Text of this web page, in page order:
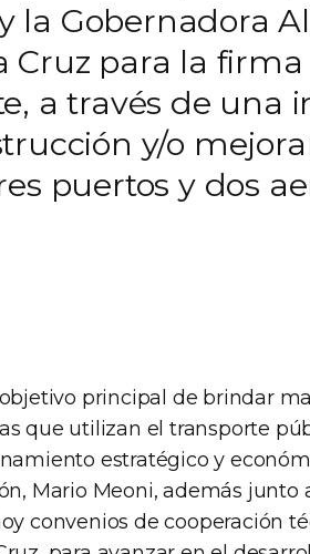
la Gobernadora
Cruz para la
a través de una
y/o
puertos y dos
principal de brindar
que utilizan el transporte
estratégico y
Mario Meoni, además
convenios de cooperación